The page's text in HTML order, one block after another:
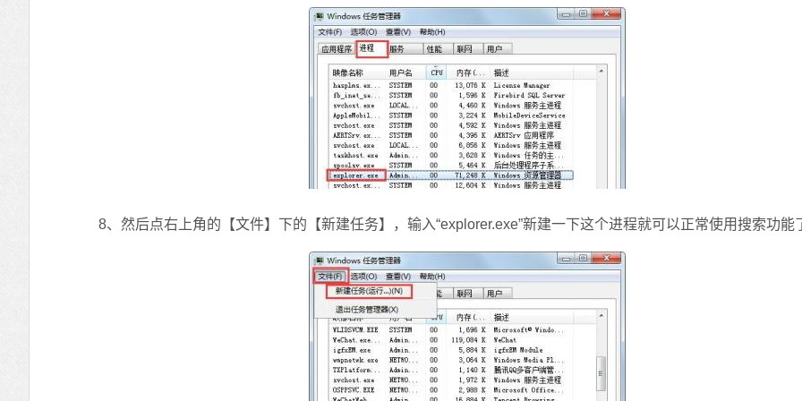
8、然后点右上角的【文件】下的【新建任务】，输入“explorer.exe”新建一下这个进程就可以正常使用搜索功能